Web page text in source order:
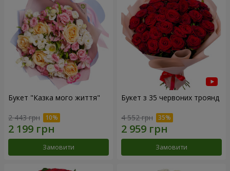
Букет "Казка мого життя"
2 443 грн
Замовити
Букет з 35 червоних троянд
4 552 грн
Замовити